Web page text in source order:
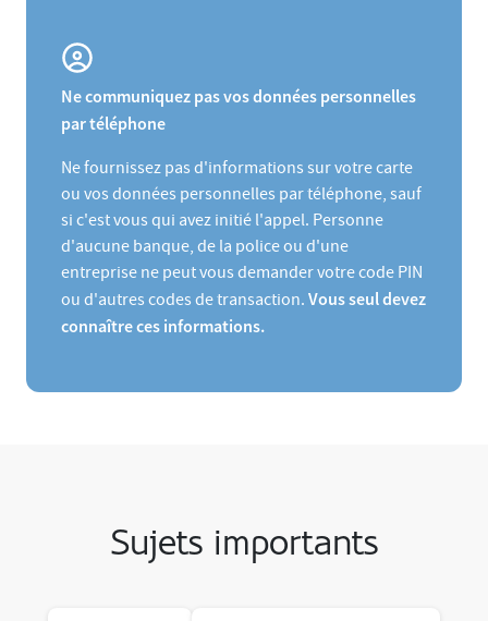
Ne communiquez pas vos données personnelles
par téléphone
Ne fournissez pas d'informations sur votre carte
ou vos données personnelles par téléphone, sauf
si c'est vous qui avez initié l'appel. Personne
d'aucune banque, de la police ou d'une
entreprise ne peut vous demander votre code PIN
ou d'autres codes de transaction. Vous seul devez
connaître ces informations.
Sujets importants